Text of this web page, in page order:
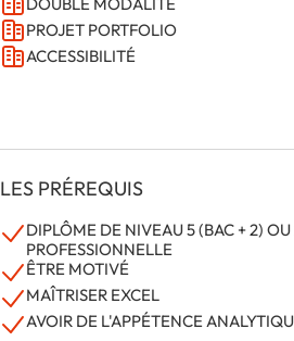
PROJET PORTFOLIO
ACCESSIBILITÉ
LES PRÉREQUIS
DIPLÔME DE NIVEAU 5 (BAC + 2)
PROFESSIONNELLE
ÊTRE MOTIVÉ
MAÎTRISER EXCEL
AVOIR DE L'APPÉTENCE